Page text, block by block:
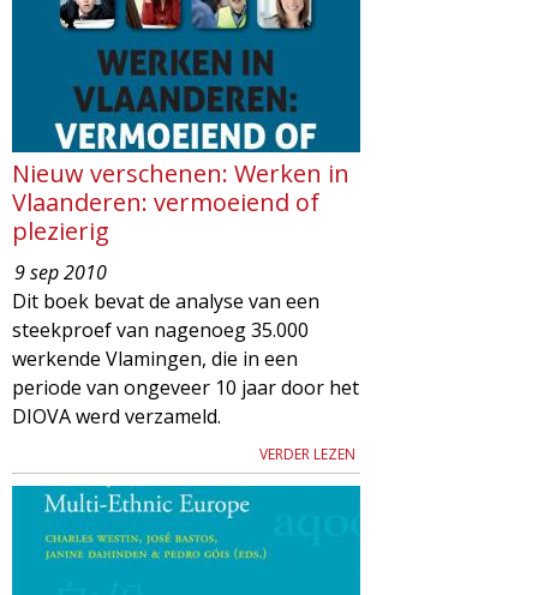
Nieuw verschenen: Werken in
Vlaanderen: vermoeiend of
plezierig
9 sep 2010
Dit boek bevat de analyse van een
steekproef van nagenoeg 35.000
werkende Vlamingen, die in een
periode van ongeveer 10 jaar door het
DIOVA werd verzameld.
VERDER LEZEN